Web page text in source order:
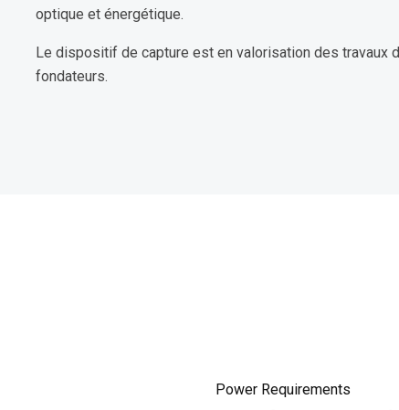
optique et énergétique.
Le dispositif de capture est en valorisation des travaux
fondateurs.
Power Requirements